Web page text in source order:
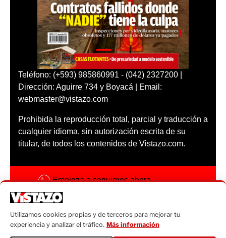
Teléfono: (+593) 985860991 - (042) 2327200 |
Dirección: Aguirre 734 y Boyacá | Email:
webmaster@vistazo.com
Prohibida la reproducción total, parcial y traducción a
cualquier idioma, sin autorización escrita de su
titular, de todos los contenidos de Vistazo.com.
Empieza a seguirnos ahora
Código ética
Sugerencias a:
Utilizamos cookies propias y de terceros para mejorar tu
experiencia y analizar el tráfico. Más información